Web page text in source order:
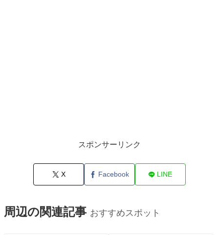
スポンサーリンク
X Facebook LINE
周辺の関連記事 おすすめスポット